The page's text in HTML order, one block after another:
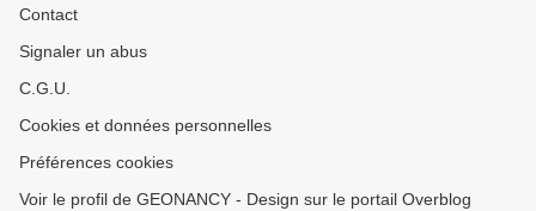
Contact
Signaler un abus
C.G.U.
Cookies et données personnelles
Préférences cookies
Voir le profil de GEONANCY - Design sur le portail Overblog